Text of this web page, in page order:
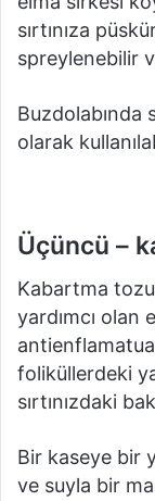
sırtınıza
spreylenebilir
Buzdolabında
olarak
Üçüncü –
Kabartma
yardımcı
foliküllerdeki
sırtınızdaki
Bir kaseye bir
ve suyla bir